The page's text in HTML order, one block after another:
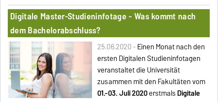
Digitale Master-Studieninfotage - Was kommt nach
dem Bachelorabschluss?
25.06.2020 -Einen Monat nach den
ersten Digitalen Studieninfotagen
veranstaltet die Universität
zusammen mit den Fakultäten vom
01.-03. Juli 2020erstmalsDigitale